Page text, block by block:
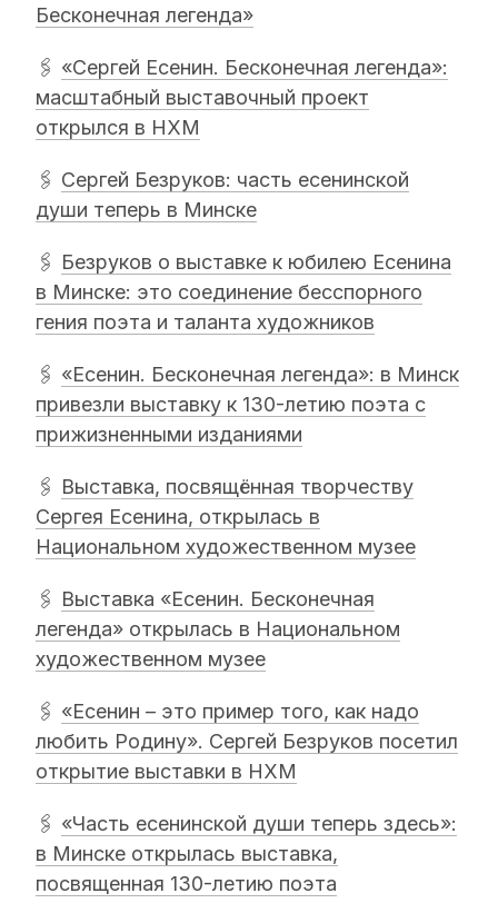
Бесконечная легенда»
🖇 «Сергей Есенин. Бесконечная легенда»:
масштабный выставочный проект
открылся в НХМ
🖇 Сергей Безруков: часть есенинской
души теперь в Минске
🖇 Безруков о выставке к юбилею Есенина
в Минске: это соединение бесспорного
гения поэта и таланта художников
🖇 «Есенин. Бесконечная легенда»: в Минск
привезли выставку к 130-летию поэта с
прижизненными изданиями
🖇 Выставка, посвящённая творчеству
Сергея Есенина, открылась в
Национальном художественном музее
🖇 Выставка «Есенин. Бесконечная
легенда» открылась в Национальном
художественном музее
🖇 «Есенин – это пример того, как надо
любить Родину». Сергей Безруков посетил
открытие выставки в НХМ
🖇 «Часть есенинской души теперь здесь»:
в Минске открылась выставка,
посвященная 130-летию поэта